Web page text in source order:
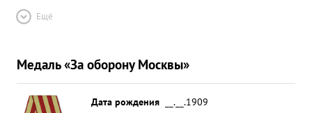
Ещё
Медаль «За оборону Москвы»
Дата рождения
__.__.1909